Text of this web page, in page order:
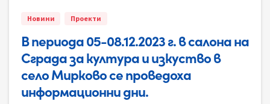
Новини Проекти
В периода 05-08.12.2023 г. в салона на
Сграда за култура и изкуство в
село Мирково се проведоха
информационни дни.